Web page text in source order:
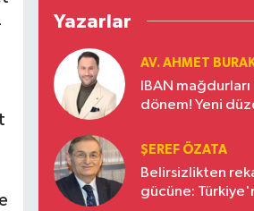
Yazarlar
AV. AHMET
IBAN
dönem! Yeni
ŞEREF ÖZATA
Belirsizlikten
gücüne: